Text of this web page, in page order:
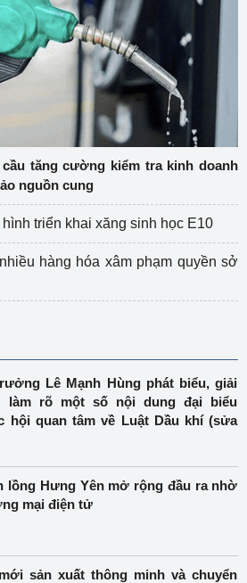
tăng cường kiểm tra kinh doanh
nguồn cung
triển khai xăng sinh học E10
hàng hóa xâm phạm quyền sở
Lê Mạnh Hùng phát biểu, giải
làm rõ một số nội dung đại biểu
hội quan tâm về Luật Dầu khí (sửa
lồng Hưng Yên mở rộng đầu ra nhờ
mại điện tử
sản xuất thông minh và chuyển